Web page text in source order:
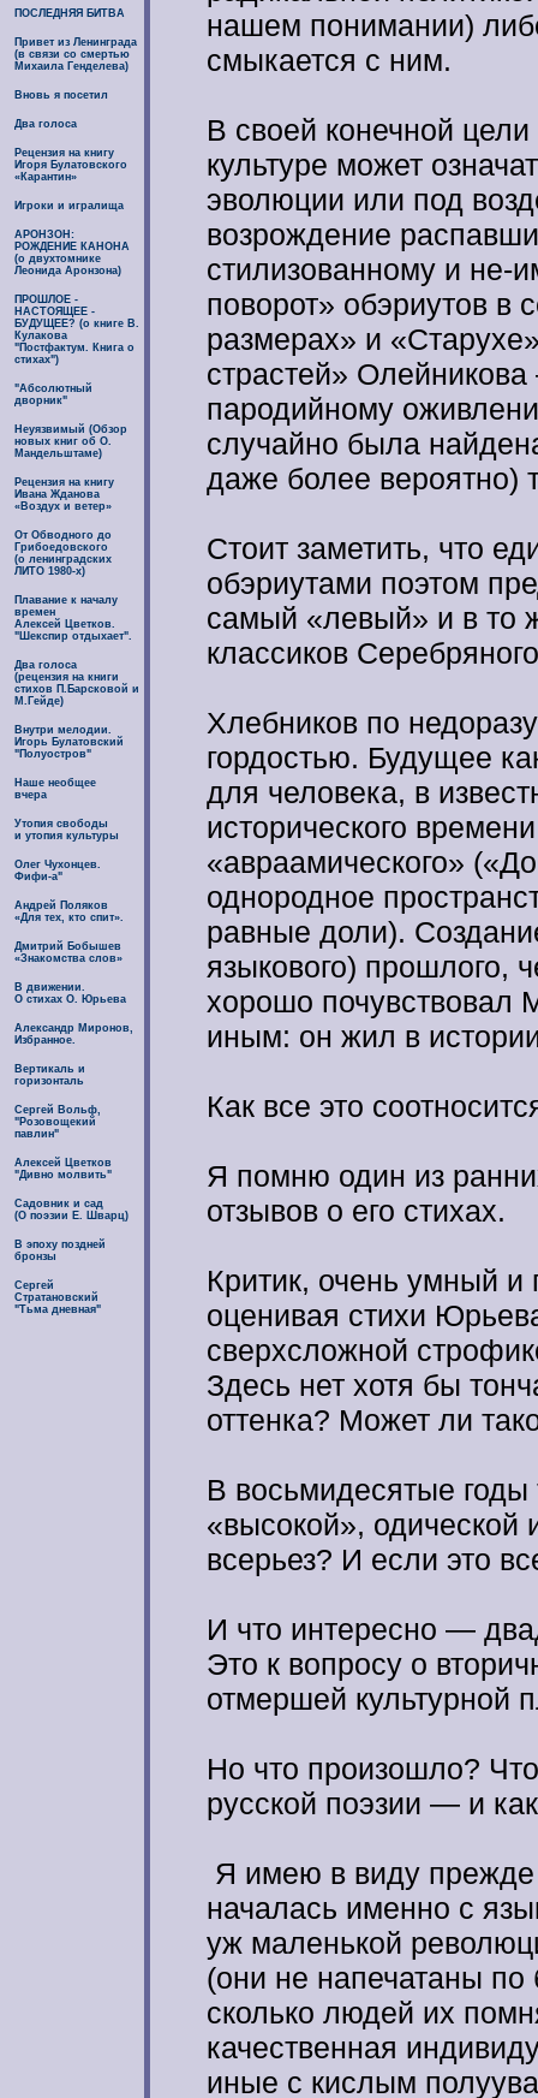
ПОСЛЕДНЯЯ БИТВА
Привет из Ленинграда
(в связи со смертью
Михаила Генделева)
Вновь я посетил
Два голоса
Рецензия на книгу
Игоря Булатовского
«Карантин»
Игроки и игралища
АРОНЗОН:
РОЖДЕНИЕ КАНОНА
(о двухтомнике
Леонида Аронзона)
ПРОШЛОЕ -
НАСТОЯЩЕЕ -
БУДУЩЕЕ? (о книге В.
Кулакова
"Постфактум. Книга о
стихах")
"Абсолютный
дворник"
Неуязвимый (Обзор
новых книг об О.
Мандельштаме)
Рецензия на книгу
Ивана Жданова
«Воздух и ветер»
От Обводного до
Грибоедовского
(о ленинградских
ЛИТО 1980-х)
Плавание к началу
времен
Алексей Цветков.
"Шекспир отдыхает".
Два голоса
(рецензия на книги
стихов П.Барсковой и
М.Гейде)
Внутри мелодии.
Игорь Булатовский
"Полуостров"
Наше необщее
вчера
Утопия свободы
и утопия культуры
Олег Чухонцев.
Фифи-а"
Андрей Поляков
«Для тех, кто спит».
Дмитрий Бобышев
«Знакомства слов»
В движении.
О стихах О. Юрьева
Александр Миронов,
Избранное.
Вертикаль и
горизонталь
Сергей Вольф,
"Розовощекий
павлин"
Алексей Цветков
"Дивно молвить"
Садовник и сад
(О поэзии Е. Шварц)
В эпоху поздней
бронзы
Сергей
Стратановский
"Тьма дневная"
нашем понимании)
смыкается с ним.
В своей конечной
культуре может
эволюции или под
возрождение
стилизованному и не-
поворот» обэриутов в
размерах» и
страстей»
пародийному
случайно была
даже более вероятно)
Стоит заметить, что
обэриутами поэтом
самый «левый» и в то
классиков
Хлебников по
гордостью. Будущее
для человека, в
исторического
«авраамического»
однородное
равные доли).
языкового) прошлого,
хорошо почувствовал
иным: он жил в
Как все это
Я помню один из
отзывов о его стихах.
Критик, очень умный и
оценивая стихи
сверхсложной
Здесь нет хотя бы
оттенка? Может ли
В восьмидесятые годы
«высокой», одической
всерьез? И если это
И что интересно —
Это к вопросу о
отмершей культурной
Но что произошло?
русской поэзии — и
Я имею в виду прежде
началась именно с
уж маленькой
(они не напечатаны
сколько людей их
качественная
иные с кислым